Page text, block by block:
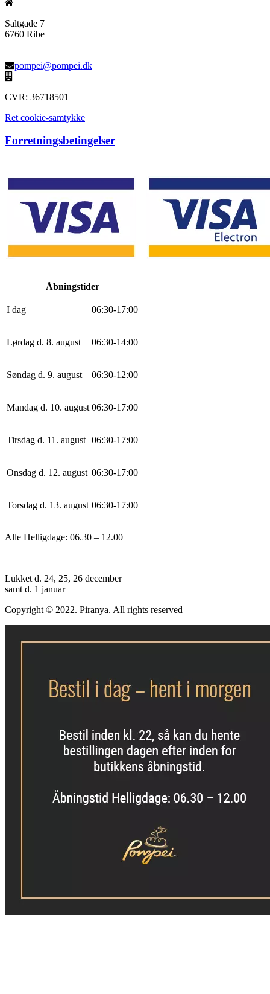
Saltgade 7
6760 Ribe
pompei@pompei.dk
CVR: 36718501
Ret cookie-samtykke
Forretningsbetingelser
Åbningstider
I dag 06:30-17:00
Lørdag d. 8. august 06:30-14:00
Søndag d. 9. august 06:30-12:00
Mandag d. 10. august 06:30-17:00
Tirsdag d. 11. august 06:30-17:00
Onsdag d. 12. august 06:30-17:00
Torsdag d. 13. august 06:30-17:00
Alle Helligdage: 06.30 – 12.00
Lukket d. 24, 25, 26 december
samt d. 1 januar
Copyright © 2022. Piranya. All rights reserved